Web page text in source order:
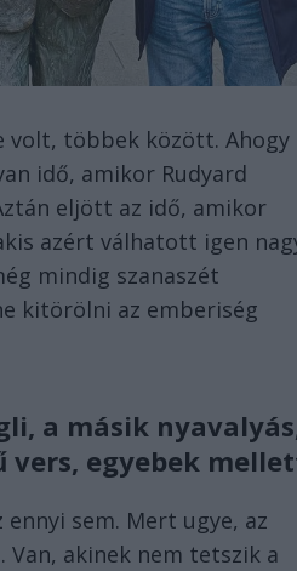
volt, többek között. Ahogy
idő, amikor Rudyard
eljött az idő, amikor
azért válhatott igen
mindig szanaszét
kitörölni az emberiség
a másik
vers, egyebek
sem. Mert ugye, az
akinek nem tetszik a